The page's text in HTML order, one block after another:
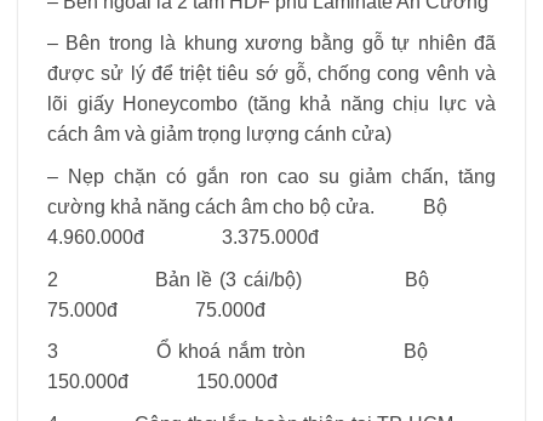
– Bên trong là khung xương bằng gỗ tự nhiên đã
được sử lý để triệt tiêu sớ gỗ, chống cong vênh và
lõi giấy Honeycombo (tăng khả năng chịu lực và
cách âm và giảm trọng lượng cánh cửa)
– Nẹp chặn có gắn ron cao su giảm chấn, tăng
cường khả năng cách âm cho bộ cửa. Bộ
4.960.000đ 3.375.000đ
2 Bản lề (3 cái/bộ) Bộ
75.000đ 75.000đ
3 Ổ khoá nắm tròn Bộ
150.000đ 150.000đ